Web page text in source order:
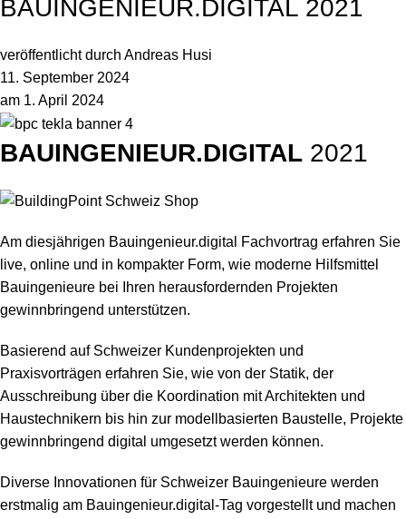
BAUINGENIEUR.DIGITAL 2021
veröffentlicht durch Andreas Husi
11. September 2024
am 1. April 2024
BAUINGENIEUR.DIGITAL 2021
Am diesjährigen Bauingenieur.digital Fachvortrag erfahren Sie
live, online und in kompakter Form, wie moderne Hilfsmittel
Bauingenieure bei Ihren herausfordernden Projekten
gewinnbringend unterstützen.
Basierend auf Schweizer Kundenprojekten und
Praxisvorträgen erfahren Sie, wie von der Statik, der
Ausschreibung über die Koordination mit Architekten und
Haustechnikern bis hin zur modellbasierten Baustelle, Projekte
gewinnbringend digital umgesetzt werden können.
Diverse Innovationen für Schweizer Bauingenieure werden
erstmalig am Bauingenieur.digital-Tag vorgestellt und machen